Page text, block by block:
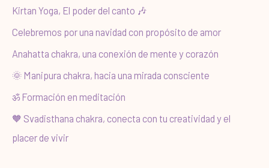
Kirtan Yoga, El poder del canto 🎶
Celebremos por una navidad con propósito de amor
Anahatta chakra, una conexión de mente y corazón
🌞 Manipura chakra, hacia una mirada consciente
ॐ Formación en meditación
🧡 Svadisthana chakra, conecta con tu creatividad y el
placer de vivir